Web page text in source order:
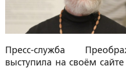
Пресс-служба
выступила на своём